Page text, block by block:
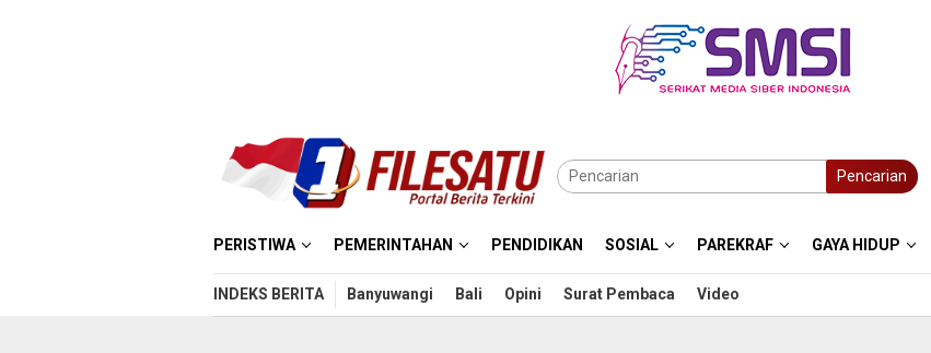
Pencarian
PERISTIWA PEMERINTAHAN PENDIDIKAN SOSIAL PAREKRAF GAYA HIDUP
INDEKS BERITA Banyuwangi Bali Opini Surat Pembaca Video